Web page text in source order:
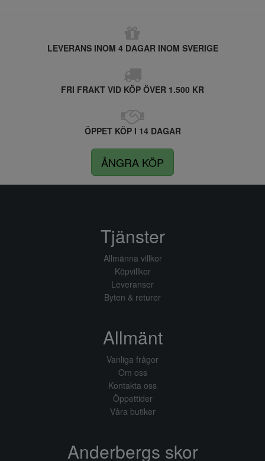
LEVERANS INOM 4 DAGAR INOM SVERIGE
FRI FRAKT VID KÖP ÖVER 1.500 KR
ÖPPET KÖP I 14 DAGAR
ÅNGRA KÖP
Tjänster
Allmänna villkor
Köpvillkor
Leveranser
Byten & returer
Allmänt
Vanliga frågor
Om oss
Kontakta oss
Öppettider
Våra butiker
Anderbergs skor